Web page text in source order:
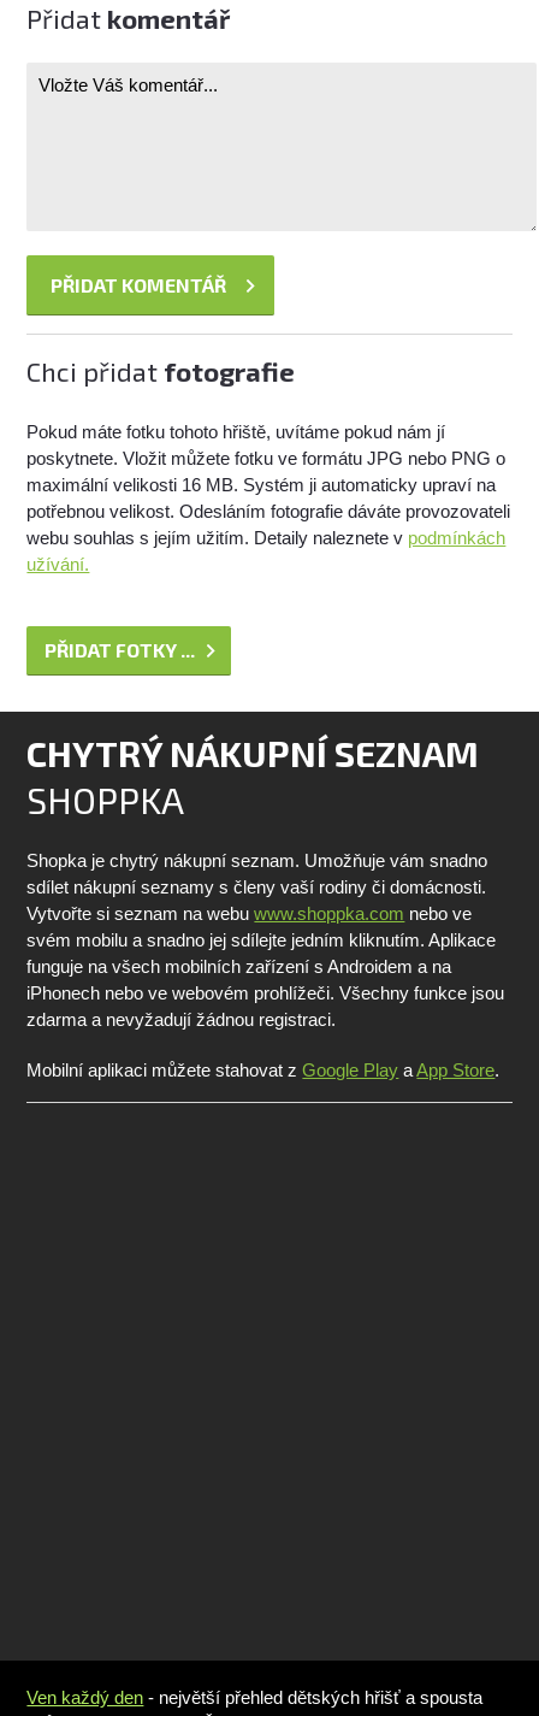
Přidat komentář
Chci přidat fotografie
Pokud máte fotku tohoto hřiště, uvítáme pokud nám jí
poskytnete. Vložit můžete fotku ve formátu JPG nebo PNG o
maximální velikosti 16 MB. Systém ji automaticky upraví na
potřebnou velikost. Odesláním fotografie dáváte provozovateli
webu souhlas s jejím užitím. Detaily naleznete v podmínkách
užívání.
PŘIDAT FOTKY ...
CHYTRÝ NÁKUPNÍ SEZNAM
SHOPPKA
Shopka je chytrý nákupní seznam. Umožňuje vám snadno
sdílet nákupní seznamy s členy vaší rodiny či domácnosti.
Vytvořte si seznam na webuwww.shoppka.com nebo ve
svém mobilu a snadno jej sdílejte jedním kliknutím. Aplikace
funguje na všech mobilních zařízení s Androidem a na
iPhonech nebo ve webovém prohlížeči. Všechny funkce jsou
zdarma a nevyžadují žádnou registraci.
Mobilní aplikaci můžete stahovat zGoogle Play aApp Store.
Ven každý den - největší přehled dětských hřišť a spousta